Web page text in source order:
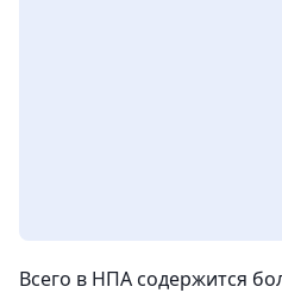
Всего в НПА содержится